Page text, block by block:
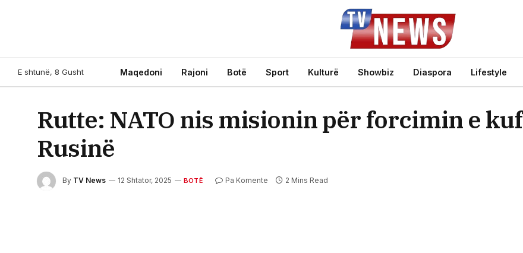
E shtunë, 8 Gusht Maqedoni Rajoni Botë Sport Kulturë Showbiz Diaspora Lifestyle
Rutte: NATO nis misionin për forcimin e
Rusinë
By TV News 12 Shtator, 2025 BOTË Pa Komente 2 Mins Read